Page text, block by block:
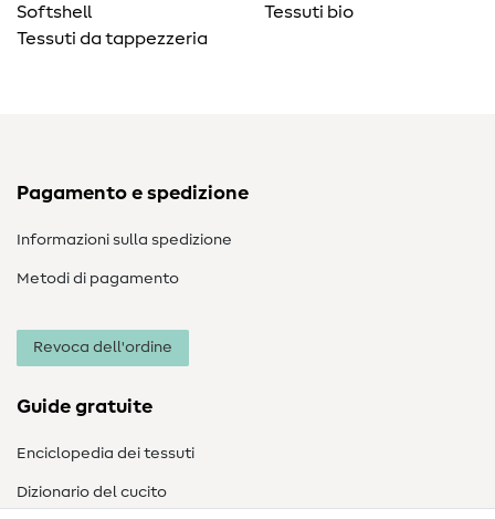
Softshell
Tessuti da tappezzeria
Tessuti bio
Pagamento e spedizione
Informazioni sulla spedizione
Metodi di pagamento
Revoca dell'ordine
Guide gratuite
Enciclopedia dei tessuti
Dizionario del cucito